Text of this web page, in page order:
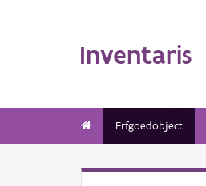
Inventaris
Erfgoedobject